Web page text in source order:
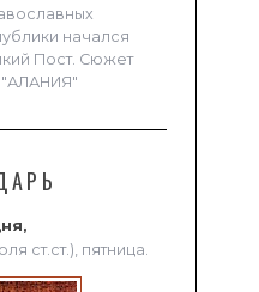
начался
Пост. Сюжет
"АЛАНИЯ"
ст.ст.), пятница.